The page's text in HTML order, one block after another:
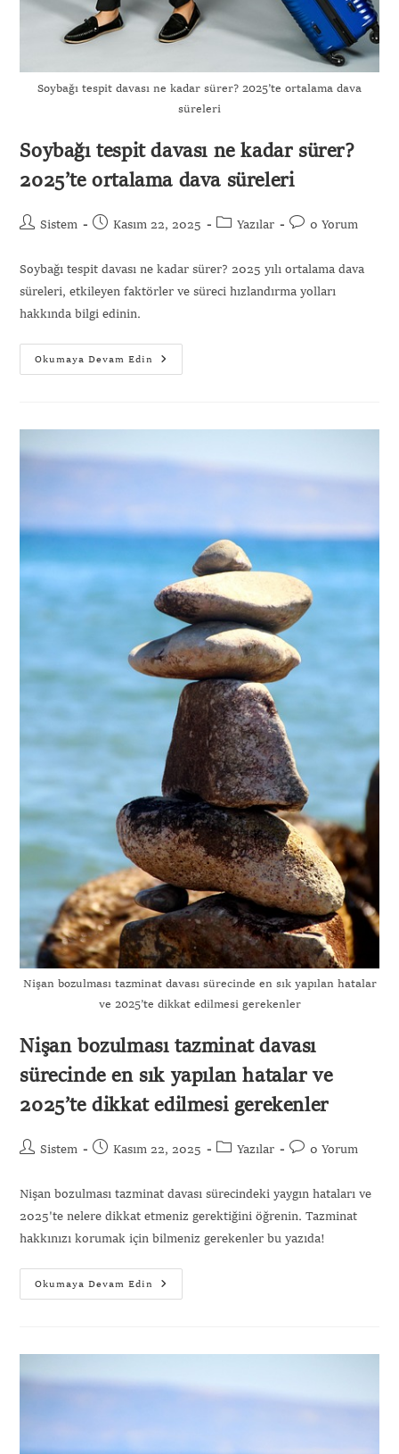
Soybağı tespit davası ne kadar sürer? 2025’te ortalama dava
süreleri
Soybağı tespit davası ne kadar sürer?
2025’te ortalama dava süreleri
Sistem Kasım 22, 2025 Yazılar 0 Yorum
Soybağı tespit davası ne kadar sürer? 2025 yılı ortalama dava
süreleri, etkileyen faktörler ve süreci hızlandırma yolları
hakkında bilgi edinin.
Okumaya Devam Edin
Nişan bozulması tazminat davası sürecinde en sık yapılan hatalar
ve 2025’te dikkat edilmesi gerekenler
Nişan bozulması tazminat davası
sürecinde en sık yapılan hatalar ve
2025’te dikkat edilmesi gerekenler
Sistem Kasım 22, 2025 Yazılar 0 Yorum
Nişan bozulması tazminat davası sürecindeki yaygın hataları ve
2025'te nelere dikkat etmeniz gerektiğini öğrenin. Tazminat
hakkınızı korumak için bilmeniz gerekenler bu yazıda!
Okumaya Devam Edin